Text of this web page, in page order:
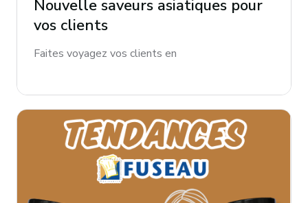
Nouvelle saveurs asiatiques pour
vos clients
Faites voyagez vos clients en